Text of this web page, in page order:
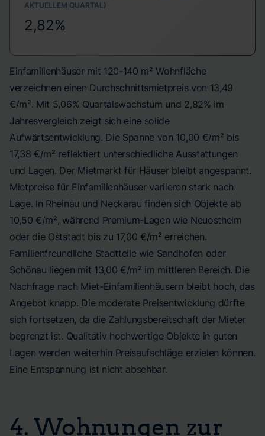
AKTUELLEM QUARTAL)
2,82%
Einfamilienhäuser mit 120-140 m² Wohnfläche
verzeichnen einen Durchschnittsmietpreis von 13,49
€/m². Mit 5,06% Quartalswachstum und 2,82% im
Jahresvergleich zeigt sich eine solide
Aufwärtsentwicklung. Die Spanne von 10,00 €/m² bis
17,38 €/m² reflektiert unterschiedliche Ausstattungen
und Lagen. Der Mietmarkt für Häuser bleibt angespannt.
Mietpreise für Einfamilienhäuser variieren stark nach
Lage. In Rheinau und Neckarau finden sich Objekte ab
10,50 €/m², während Premium-Lagen wie Neuostheim
oder die Oststadt bis zu 17,00 €/m² erreichen.
Familienfreundliche Stadtteile wie Sandhofen oder
Schönau liegen mit 13,00 €/m² im mittleren Bereich. Die
Nachfrage nach Miet-Einfamilienhäusern bleibt hoch, das
Angebot knapp. Die moderate Preisentwicklung dürfte
sich fortsetzen, da die Zahlungsbereitschaft der Mieter
begrenzt ist. Qualitativ hochwertige Objekte in guten
Lagen werden weiterhin Preisaufschläge erzielen können.
Eine Entspannung ist nicht absehbar.
4. Wohnungen zur